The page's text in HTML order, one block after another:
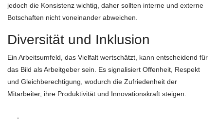
jedoch die Konsistenz wichtig, daher sollten interne und externe
Botschaften nicht voneinander abweichen.
Diversität und Inklusion
Ein Arbeitsumfeld, das Vielfalt wertschätzt, kann entscheidend für
das Bild als Arbeitgeber sein. Es signalisiert Offenheit, Respekt
und Gleichberechtigung, wodurch die Zufriedenheit der
Mitarbeiter, ihre Produktivität und Innovationskraft steigen.